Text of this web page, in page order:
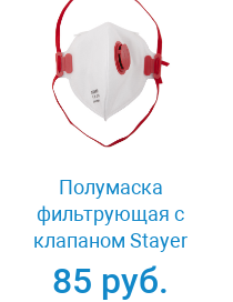
Полумаска
фильтрующая с
клапаном Stayer
MASTER 11116
85 руб.